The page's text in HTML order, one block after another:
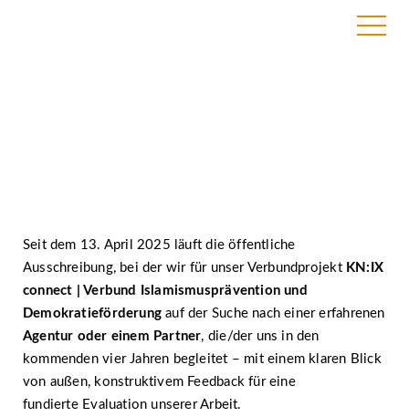
Seit dem 13. April 2025 läuft die öffentliche
Ausschreibung, bei der wir für unser Verbundprojekt KN:IX
connect | Verbund Islamismusprävention und
Demokratieförderung auf der Suche nach einer erfahrenen
Agentur oder einem Partner, die/der uns in den
kommenden vier Jahren begleitet – mit einem klaren Blick
von außen, konstruktivem Feedback für eine
fundierte Evaluation unserer Arbeit.